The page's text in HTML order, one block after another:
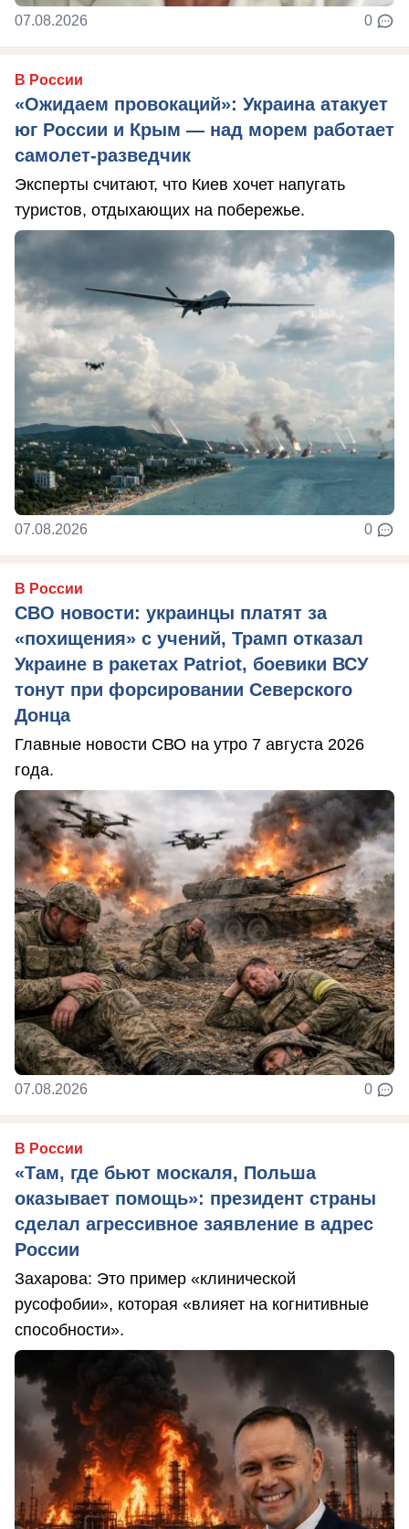
07.08.2026 0
В России
«Ожидаем провокаций»: Украина атакует
юг России и Крым — над морем работает
самолет-разведчик
Эксперты считают, что Киев хочет напугать
туристов, отдыхающих на побережье.
07.08.2026 0
В России
СВО новости: украинцы платят за
«похищения» с учений, Трамп отказал
Украине в ракетах Patriot, боевики ВСУ
тонут при форсировании Северского
Донца
Главные новости СВО на утро 7 августа 2026
года.
07.08.2026 0
В России
«Там, где бьют москаля, Польша
оказывает помощь»: президент страны
сделал агрессивное заявление в адрес
России
Захарова: Это пример «клинической
русофобии», которая «влияет на когнитивные
способности».